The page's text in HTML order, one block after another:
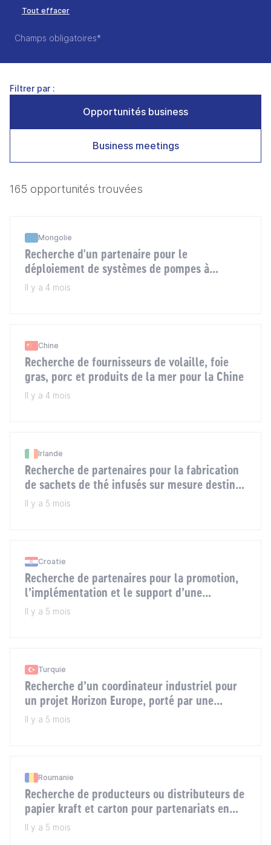
Tout effacer
Champs obligatoires*
Filtrer par :
Opportunités business
Business meetings
165 opportunités trouvées
Mongolie
Recherche d'un partenaire pour le
déploiement de systèmes de pompes à
chaleur géothermiques en Mongolie
Il y a 4 mois
Chine
Recherche de fournisseurs de volaille, foie
gras, porc et produits de la mer pour la Chine
Il y a 4 mois
Irlande
Recherche de partenaires pour la fabrication
de sachets de thé infusés sur mesure destinés
à l’Irlande
Il y a 5 mois
Croatie
Recherche de partenaires pour la promotion,
l’implémentation et le support d’une
plateforme croate d’automatisation hôtelière
Il y a 5 mois
Turquie
Recherche d’un coordinateur industriel pour
un projet Horizon Europe, porté par une
université turque, sur les matériaux
nanocomposites de protection contre les
Il y a 5 mois
Roumanie
Recherche de producteurs ou distributeurs de
papier kraft et carton pour partenariats en
Roumanie
Il y a 5 mois